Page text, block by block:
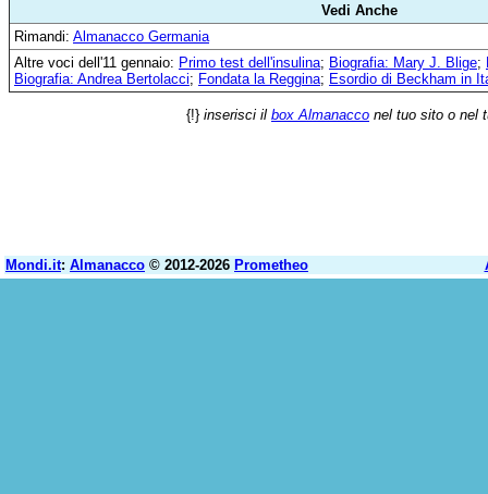
Vedi Anche
Rimandi: Almanacco Germania
Altre voci dell'11 gennaio: Primo test dell'insulina; Biografia: Mary J. Blige;
Biografia: Andrea Bertolacci; Fondata la Reggina; Esordio di Beckham in
{!} inserisci il box Almanacco nel tuo sito o nel
Mondi.it: Almanacco © 2012-2026 Prometheo